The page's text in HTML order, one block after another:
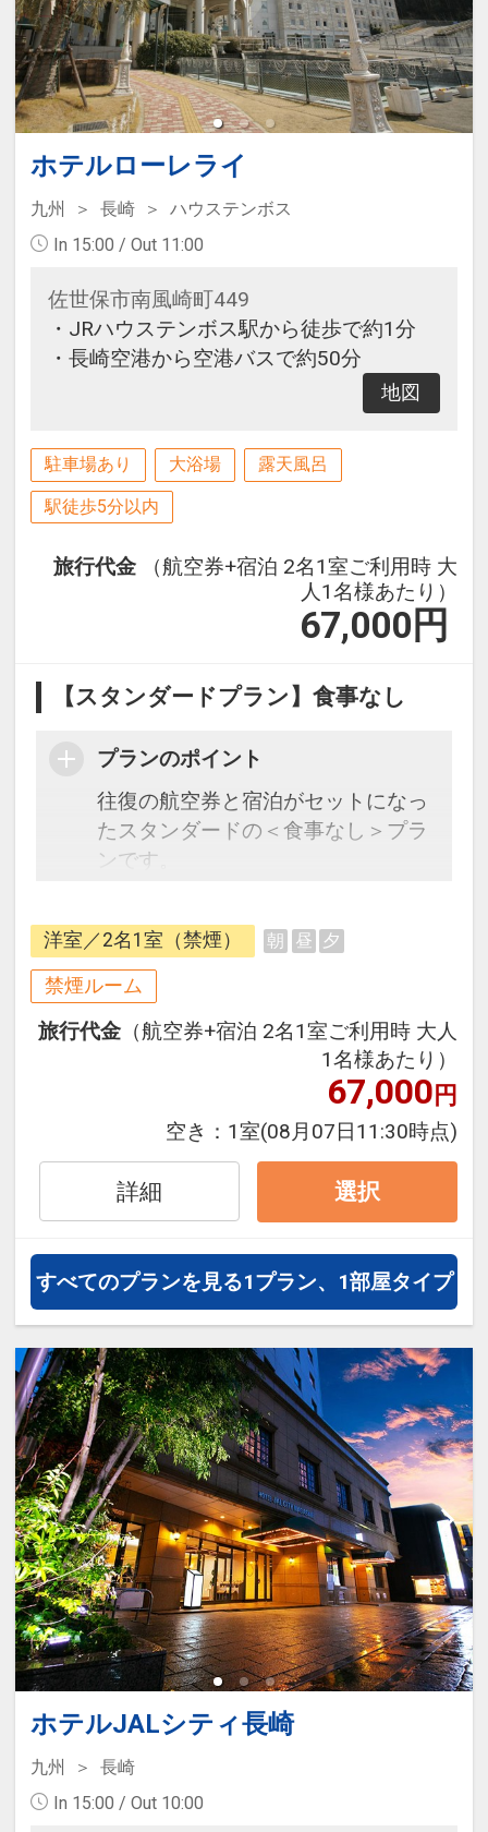
ホテルローレライ
九州 長崎
ハウステンボス
In 15:00 / Out 11:00
佐世保市南風崎町449
・JRハウステンボス駅から徒歩で約1分
・長崎空港から空港バスで約50分
地図
駐車場あり 大浴場 露天風呂
駅徒歩5分以内
旅行代金
（航空券+宿泊 2名1室ご利用時 大
人1名様あたり）
67,000 円
【スタンダードプラン】食事なし
プランのポイント
往復の航空券と宿泊がセットになっ
たスタンダードの＜食事なし＞プラ
ンです。
できるダイナミックパッケージだか
ら、一都市滞在はもちろん周遊旅行
にも最適！
旅行期間中の1泊だけの宿泊や延
泊・飛び泊なども自由自在です。
JALマイレージ会員の方にはフライ
トマイルが50%貯まります。
天然温泉大浴場「ばってんの湯」
は、ハウステンボスを望む露天風呂
※2026年6月～9月にかけて大規模な
す。ご了承ください。
□営業時間：06:00～24:00 ※工事期
間中は変則営業となります。
洋室／2名1室（禁煙） 朝 昼 夕
禁煙ルーム
旅行代金 （航空券+宿泊 2名1室ご利用時 大人
1名様あたり）
67,000円
空き： 1室(08月07日11:30時点)
詳細 選択
すべてのプランを見る1プラン、1部屋タイプ
ホテルJALシティ長崎
九州
長崎
In 15:00 / Out 10:00